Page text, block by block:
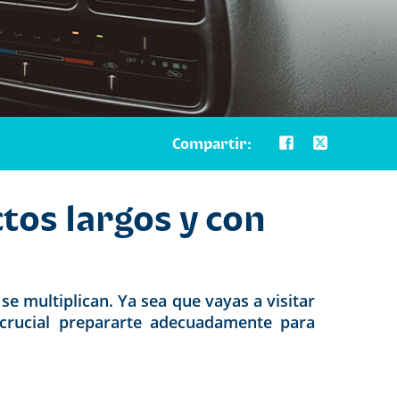
Compartir:
largos y con
multiplican. Ya sea que vayas a visitar
prepararte adecuadamente para